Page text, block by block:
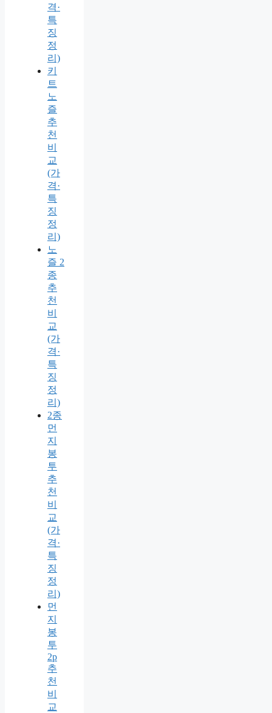
격·
특
징
정
리)
키
트
노
즐
추
천
비
교
(가
격·
특
징
정
리)
노
즐 2
종
추
천
비
교
(가
격·
특
징
정
리)
2종
먼
지
봉
투
추
천
비
교
(가
격·
특
징
정
리)
먼
지
봉
투
2p
추
천
비
교